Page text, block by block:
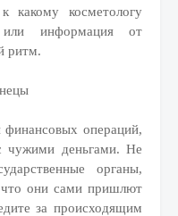
какому косметологу
или информация от
ритм.
финансовых операций,
чужими деньгами. Не
органы,
что они сами пришлют
за происходящим